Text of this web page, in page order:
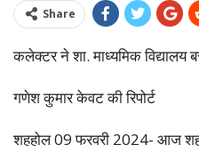
Share
कलेक्टर ने शा. माध्यमिक विद्यालय
गणेश कुमार केवट की रिपोर्ट
शहहोल 09 फरवरी 2024- आज